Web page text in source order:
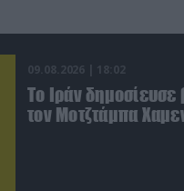
09.08.2026 | 18:02
Το Ιράν δημοσίευσε
τον Μοτζτάμπα